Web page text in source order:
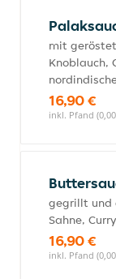
mit
Knoblauch,
16,90 €
inkl. Pfand
gegrillt und
Sahne,
16,90 €
inkl. Pfand